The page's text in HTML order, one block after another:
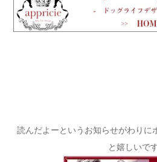
読んだよーというお知らせがわりに
と嬉しいで